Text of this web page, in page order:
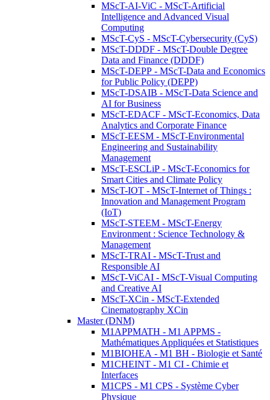
MScT-AI-ViC - MScT-Artificial
Intelligence and Advanced Visual
Computing
MScT-CyS - MScT-Cybersecurity (CyS)
MScT-DDDF - MScT-Double Degree
Data and Finance (DDDF)
MScT-DEPP - MScT-Data and Economics
for Public Policy (DEPP)
MScT-DSAIB - MScT-Data Science and
AI for Business
MScT-EDACF - MScT-Economics, Data
Analytics and Corporate Finance
MScT-EESM - MScT-Environmental
Engineering and Sustainability
Management
MScT-ESCLiP - MScT-Economics for
Smart Cities and Climate Policy
MScT-IOT - MScT-Internet of Things :
Innovation and Management Program
(IoT)
MScT-STEEM - MScT-Energy
Environment : Science Technology &
Management
MScT-TRAI - MScT-Trust and
Responsible AI
MScT-ViCAI - MScT-Visual Computing
and Creative AI
MScT-XCin - MScT-Extended
Cinematography XCin
Master (DNM)
M1APPMATH - M1 APPMS -
Mathématiques Appliquées et Statistiques
M1BIOHEA - M1 BH - Biologie et Santé
M1CHEINT - M1 CI - Chimie et
Interfaces
M1CPS - M1 CPS - Système Cyber
Physique